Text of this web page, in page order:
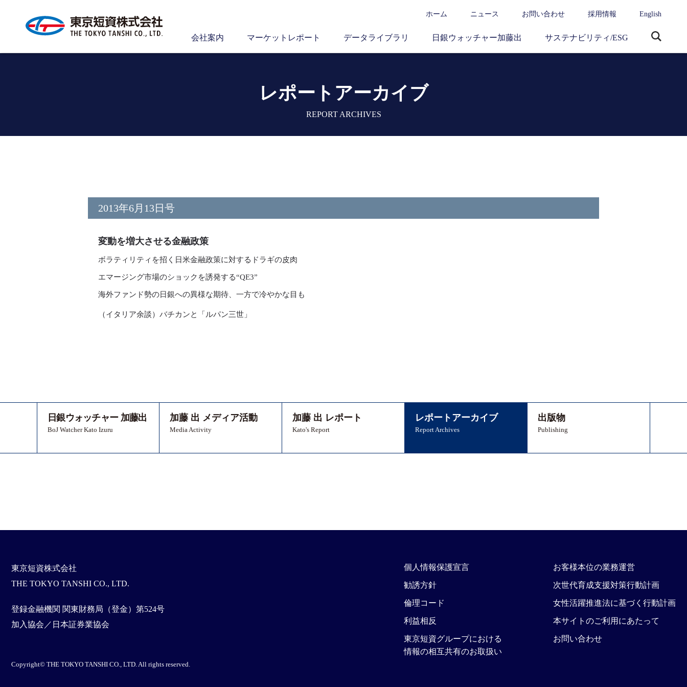
ホーム ニュース お問い合わせ 採用情報 English
会社案内 マーケットレポート データライブラリ 日銀ウォッチャー加藤出 サステナビリティ/ESG
レポートアーカイブ
REPORT ARCHIVES
2013年6月13日号
変動を増大させる金融政策
ボラティリティを招く日米金融政策に対するドラギの皮肉
エマージング市場のショックを誘発する“QE3”
海外ファンド勢の日銀への異様な期待、一方で冷やかな目も
（イタリア余談）バチカンと「ルパン三世」
日銀ウォッチャー 加藤出
BoJ Watcher Kato Izuru
加藤 出 メディア活動
Media Activity
加藤 出 レポート
Kato's Report
レポートアーカイブ
Report Archives
出版物
Publishing
東京短資株式会社
THE TOKYO TANSHI CO., LTD.
登録金融機関 関東財務局（登金）第524号
加入協会／日本証券業協会
個人情報保護宣言
勧誘方針
倫理コード
利益相反
東京短資グループにおける
情報の相互共有のお取扱い
お客様本位の業務運営
次世代育成支援対策行動計画
女性活躍推進法に基づく行動計画
本サイトのご利用にあたって
お問い合わせ
Copyright© THE TOKYO TANSHI CO., LTD. All rights reserved.